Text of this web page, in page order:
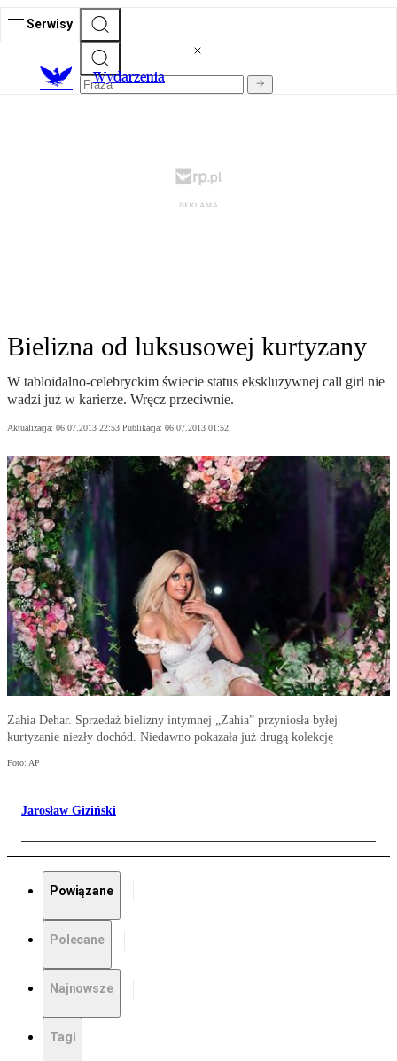
Serwisy
Wydarzenia
Bielizna od luksusowej kurtyzany
W tabloidalno-celebryckim świecie status ekskluzywnej call girl nie
wadzi już w karierze. Wręcz przeciwnie.
Aktualizacja: 06.07.2013 22:53 Publikacja: 06.07.2013 01:52
Zahia Dehar. Sprzedaż bielizny intymnej „Zahia” przyniosła byłej
kurtyzanie niezły dochód. Niedawno pokazała już drugą kolekcję
Foto: AP
Jarosław Giziński
Powiązane
Polecane
Najnowsze
Tagi